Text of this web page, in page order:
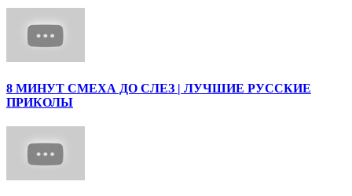
8 МИНУТ СМЕХА ДО СЛЕЗ | ЛУЧШИЕ РУССКИЕ
ПРИКОЛЫ